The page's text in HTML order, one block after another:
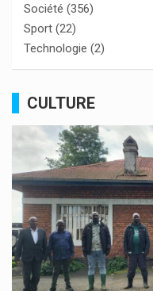
Société (356)
Sport (22)
Technologie (2)
CULTURE